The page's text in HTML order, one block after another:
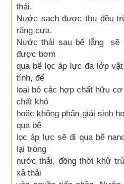
thải.
Nước sạch được thu đều
răng cưa.
Nước thải sau bể lắng sẽ
được bơm
qua bể lọc áp lực đa lớp
tính, để
loại bỏ các hợp chất hữu
chất khó
hoặc không phân giải sinh
qua bể
lọc áp lực sẽ đi qua bể
lại trong
nước thải, đồng thời khử
xả thải